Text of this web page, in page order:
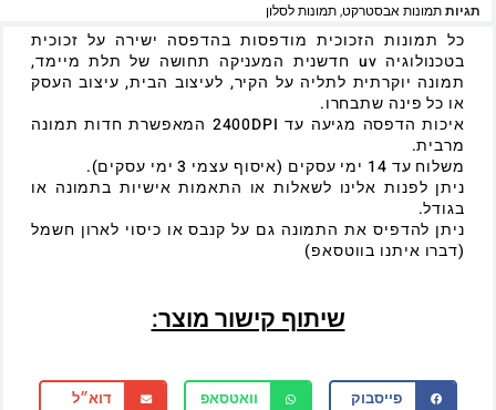
תגיותתמונות אבסטרקט,תמונות לסלון
כל תמונות הזכוכית מודפסות בהדפסה ישירה על זכוכית
בטכנולוגיה uv חדשנית המעניקה תחושה של תלת מיימד,
תמונה יוקרתית לתליה על הקיר, לעיצוב הבית, עיצוב העסק
או כל פינה שתבחרו.
איכות הדפסה מגיעה עד 2400DPI המאפשרת חדות תמונה
מרבית.
משלוח עד 14 ימי עסקים (איסוף עצמי 3 ימי עסקים).
ניתן לפנות אלינו לשאלות או התאמות אישיות בתמונה או
בגודל.
ניתן להדפיס את התמונה גם על קנבס או כיסוי לארון חשמל
(דברו איתנו בווטסאפ)
שיתוף קישור מוצר:
פייסבוק וואטסאפ דוא״ל